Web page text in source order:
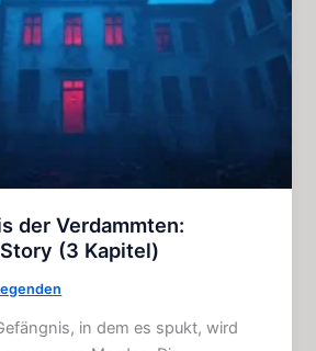
der Verdammten:
(3 Kapitel)
in dem es spukt, wird